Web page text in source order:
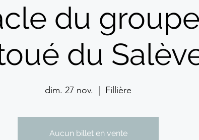
du
du
dim. 27 nov. Fillière
Aucun billet en vente